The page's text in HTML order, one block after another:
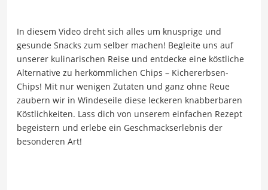
In diesem Video dreht sich alles um knusprige und
gesunde Snacks zum selber machen! Begleite uns auf
unserer kulinarischen Reise und entdecke eine köstliche
Alternative zu herkömmlichen Chips – Kichererbsen-
Chips! Mit nur wenigen Zutaten und ganz ohne Reue
zaubern wir in Windeseile diese leckeren knabberbaren
Köstlichkeiten. Lass dich von unserem einfachen Rezept
begeistern und erlebe ein Geschmackserlebnis der
besonderen Art!